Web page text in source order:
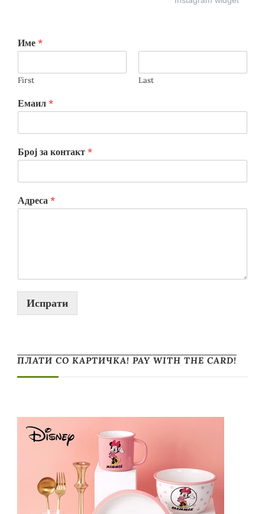
Име *
First Last
Емаил *
Број за контакт *
Адреса *
Испрати
ПЛАТИ СО КАРТИЧКА! PAY WITH THE CARD!